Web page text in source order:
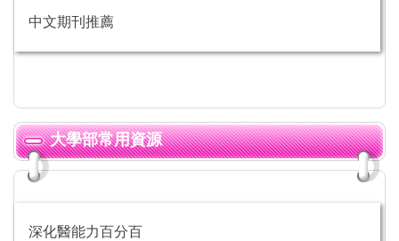
中文期刊推薦
大學部常用資源
深化醫能力百分百